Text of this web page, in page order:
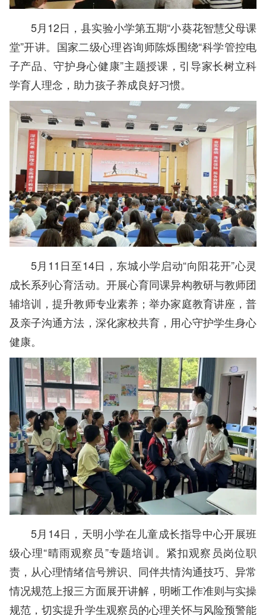
5月12日，县实验小学第五期“小葵花智慧父母课
堂”开讲。国家二级心理咨询师陈烁围绕“科学管控电
子产品、守护身心健康”主题授课，引导家长树立科
学育人理念，助力孩子养成良好习惯。
5月11日至14日，东城小学启动“向阳花开”心灵
成长系列心育活动。开展心育同课异构教研与教师团
辅培训，提升教师专业素养；举办家庭教育讲座，普
及亲子沟通方法，深化家校共育，用心守护学生身心
健康。
5月14日，天明小学在儿童成长指导中心开展班
级心理“晴雨观察员”专题培训。紧扣观察员岗位职
责，从心理情绪信号辨识、同伴共情沟通技巧、异常
情况规范上报三方面展开讲解，明晰工作准则与实操
规范，切实提升学生观察员的心理关怀与风险预警能